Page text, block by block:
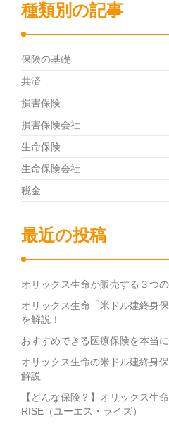
種類別の記事
保険の基礎
共済
損害保険
損害保険会社
生命保険
生命保険会社
税金
最近の投稿
オリックス生命が販売する３つ
オリックス生命「米ドル建終身
を解説！
おすすめできる医療保険を本当
オリックス生命の米ドル建終身
解説
【どんな保険？】オリックス生
RISE（ユーエス・ライズ）